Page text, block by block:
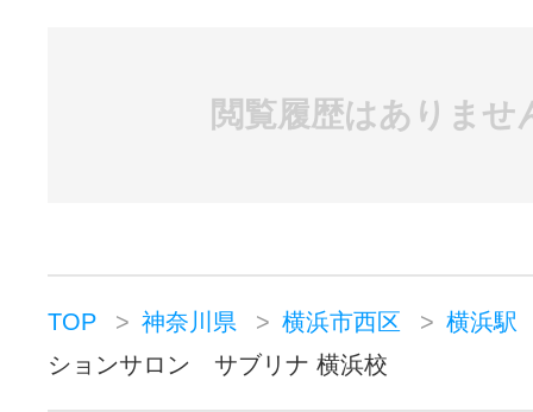
閲覧履歴はありませ
TOP 神奈川県 横浜市西区
横浜駅
ションサロン サブリナ 横浜校